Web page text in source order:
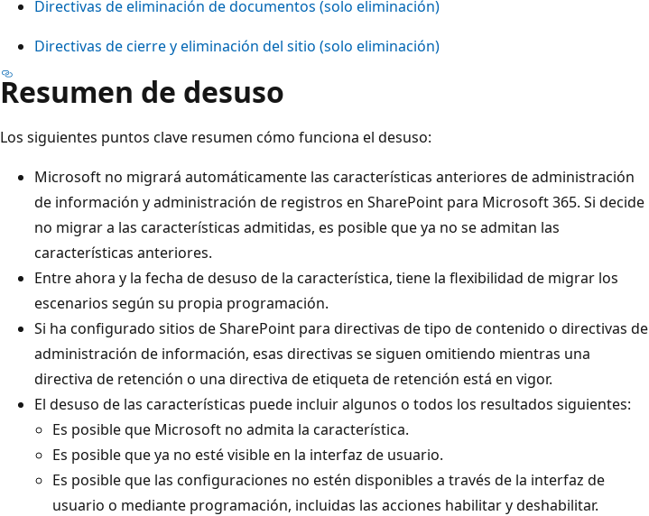
Directivas de eliminación de documentos (solo eliminación)
Directivas de cierre y eliminación del sitio (solo eliminación)
Resumen de desuso
Los siguientes puntos clave resumen cómo funciona el desuso:
Microsoft no migrará automáticamente las características anteriores de administración
de información y administración de registros en SharePoint para Microsoft 365. Si decide
no migrar a las características admitidas, es posible que ya no se admitan las
características anteriores.
Entre ahora y la fecha de desuso de la característica, tiene la flexibilidad de migrar los
escenarios según su propia programación.
Si ha configurado sitios de SharePoint para directivas de tipo de contenido o directivas de
administración de información, esas directivas se siguen omitiendo mientras una
directiva de retención o una directiva de etiqueta de retención está en vigor.
El desuso de las características puede incluir algunos o todos los resultados siguientes:
Es posible que Microsoft no admita la característica.
Es posible que ya no esté visible en la interfaz de usuario.
Es posible que las configuraciones no estén disponibles a través de la interfaz de
usuario o mediante programación, incluidas las acciones habilitar y deshabilitar.